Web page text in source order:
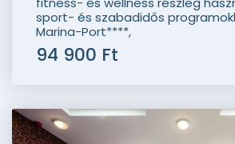
sport- és szabadidős
Marina-Port****,
94 900 Ft